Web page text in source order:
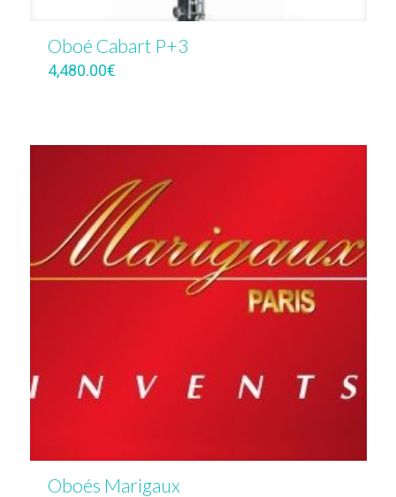
Oboé Cabart P+3
4,480.00€
Oboés Marigaux